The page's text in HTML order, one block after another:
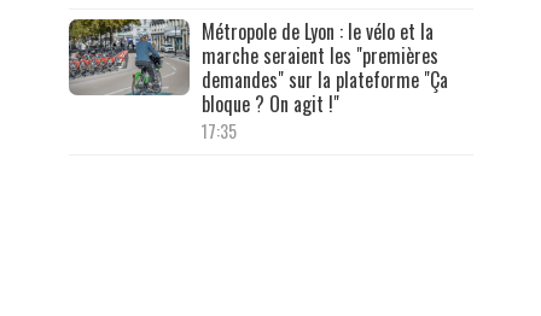
Métropole de Lyon : le vélo et la
marche seraient les "premières
demandes" sur la plateforme "Ça
bloque ? On agit !"
17:35